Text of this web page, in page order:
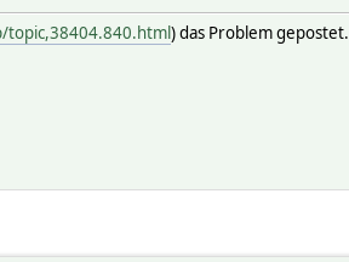
) das Problem gepostet.